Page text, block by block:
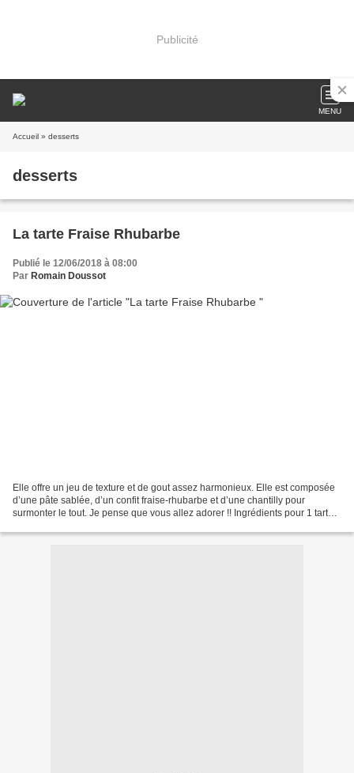
Publicité
MENU
Accueil » desserts
desserts
La tarte Fraise Rhubarbe
Publié le 12/06/2018 à 08:00
Par Romain Doussot
Elle offre un jeu de texture et de gout assez harmonieux. Elle est composée
d’une pâte sablée, d’un confit fraise-rhubarbe et d’une chantilly pour
surmonter le tout. Je pense que vous allez adorer !! Ingrédients pour 1 tarte